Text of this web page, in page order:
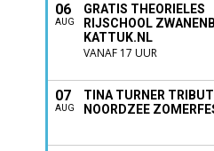
06
AUG
GRATIS THEORIELES
RIJSCHOOL
KATTUK.NL
VANAF 17 UUR
07
AUG
TINA TURNER
NOORDZEE